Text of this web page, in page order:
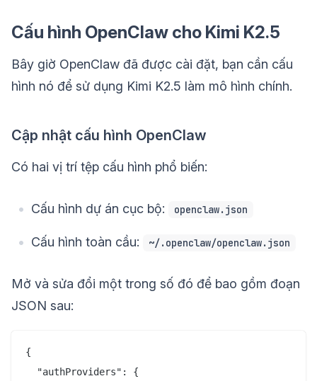
Cấu hình OpenClaw cho Kimi K2.5
Bây giờ OpenClaw đã được cài đặt, bạn cần cấu
hình nó để sử dụng Kimi K2.5 làm mô hình chính.
Cập nhật cấu hình OpenClaw
Có hai vị trí tệp cấu hình phổ biến:
Cấu hình dự án cục bộ: openclaw.json
Cấu hình toàn cầu: ~/.openclaw/openclaw.json
Mở và sửa đổi một trong số đó để bao gồm đoạn
JSON sau:
{
  "authProviders": {